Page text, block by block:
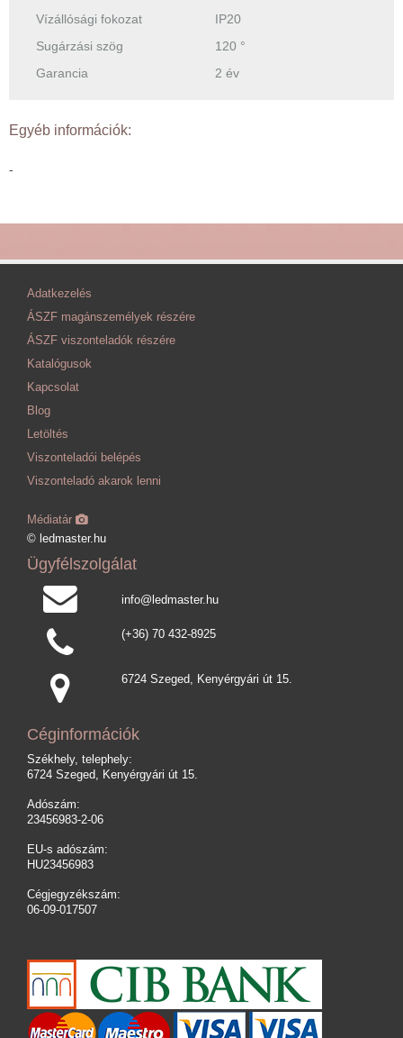
Vízállósági fokozat
IP20
Sugárzási szög
120 °
Garancia
2 év
Egyéb információk:
-
Adatkezelés
ÁSZF magánszemélyek részére
ÁSZF viszonteladók részére
Katalógusok
Kapcsolat
Blog
Letöltés
Viszonteladói belépés
Viszonteladó akarok lenni
Médiatár
© ledmaster.hu
Ügyfélszolgálat
info@ledmaster.hu
(+36) 70 432-8925
6724 Szeged, Kenyérgyári út 15.
Céginformációk
Székhely, telephely:
6724 Szeged, Kenyérgyári út 15.
Adószám:
23456983-2-06
EU-s adószám:
HU23456983
Cégjegyzékszám:
06-09-017507